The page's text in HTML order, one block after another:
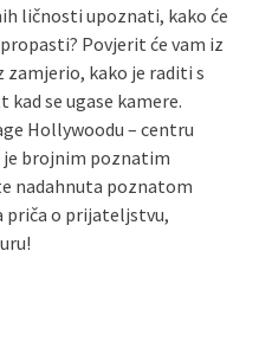
ličnosti upoznati, kako će
Povjerit će vam iz
zamjerio, kako je raditi s
kad se ugase kamere.
Hollywoodu – centru
je brojnim poznatim
nadahnuta poznatom
priča o prijateljstvu,